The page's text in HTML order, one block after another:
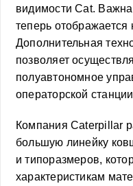
видимости Cat.
теперь отображается
Дополнительная
позволяет
полуавтономное
операторской
Компания Caterpillar
большую линейку
и типоразмеров,
характеристикам